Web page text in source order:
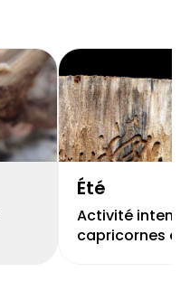
Été
Activité
capricornes et